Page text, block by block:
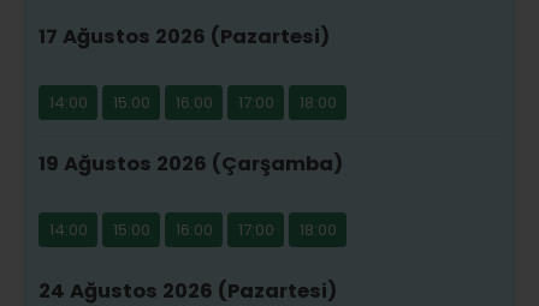
17 Ağustos 2026 (Pazartesi)
14:00 15:00 16:00 17:00 18:00
19 Ağustos 2026 (Çarşamba)
14:00 15:00 16:00 17:00 18:00
24 Ağustos 2026 (Pazartesi)